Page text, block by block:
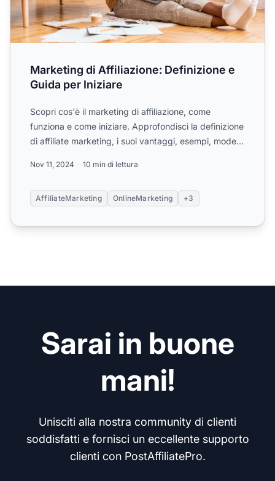
Marketing di Affiliazione: Definizione e
Guida per Iniziare
Scopri cos'è il marketing di affiliazione, come
funziona e come iniziare. Approfondisci la definizione
di affiliate marketing, i suoi vantaggi, esempi, modelli
Nov 11, 2024 10 min di lettura
AffiliateMarketing OnlineMarketing +3
Sarai in buone
mani!
Unisciti alla nostra community di clienti
soddisfatti e fornisci un eccellente supporto
clienti con PostAffiliatePro.